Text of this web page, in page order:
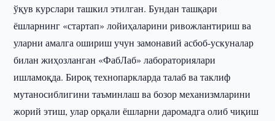
ўқув курслари ташкил этилган. Бундан ташқари
ёшларнинг «стартап» лойиҳаларини ривожлантириш ва
уларни амалга ошириш учун замонавий асбоб-ускуналар
билан жиҳозланган «ФабЛаб» лабораториялари
ишламоқда. Бироқ технопаркларда талаб ва таклиф
мутаносиблигини таъминлаш ва бозор механизмларини
жорий этиш, улар орқали ёшларни даромадга олиб чиқиш